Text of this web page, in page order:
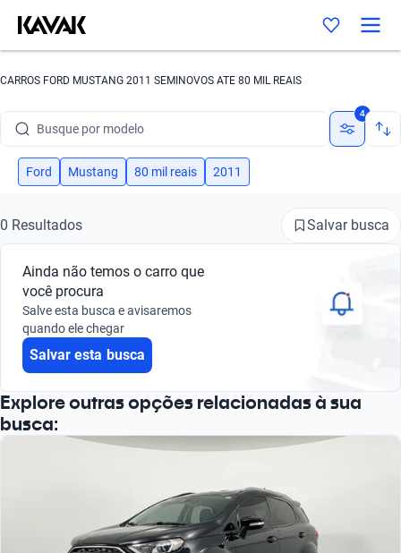
CARROS FORD MUSTANG 2011 SEMINOVOS ATE 80 MIL REAIS
Busque por modelo
Busque por versão
Busque por marca
Busque por modelo
Busque por versão
4
Ford Mustang 80 mil reais 2011
0 Resultados Salvar busca
Ainda não temos o carro que
você procura
Salve esta busca e avisaremos
quando ele chegar
Salvar esta busca
Explore outras opções relacionadas à sua
busca: